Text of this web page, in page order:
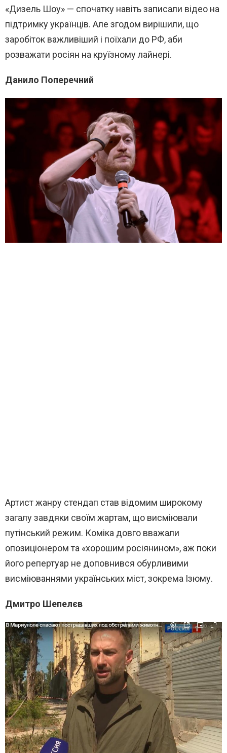
«Дизель Шоу» — спочатку навіть записали відео на
підтримку українців. Але згодом вирішили, що
заробіток важливіший і поїхали до РФ, аби
розважати росіян на круїзному лайнері.
Данило Поперечний
Артист жанру стендап став відомим широкому
загалу завдяки своїм жартам, що висміювали
путінський режим. Коміка довго вважали
опозиціонером та «хорошим росіянином», аж поки
його репертуар не доповнився обурливими
висміюваннями українських міст, зокрема Ізюму.
Дмитро Шепелєв